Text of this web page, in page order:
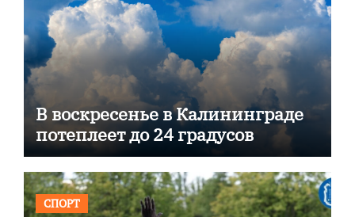
В воскресенье в Калининграде
потеплеет до 24 градусов
СПОРТ